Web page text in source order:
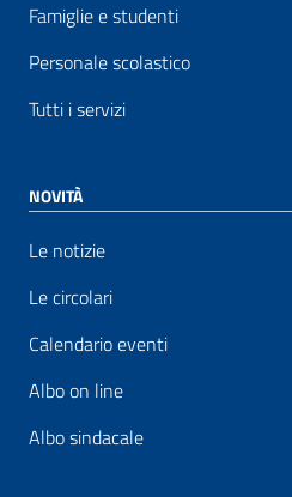
Famiglie e studenti
Personale scolastico
Tutti i servizi
NOVITÀ
Le notizie
Le circolari
Calendario eventi
Albo on line
Albo sindacale